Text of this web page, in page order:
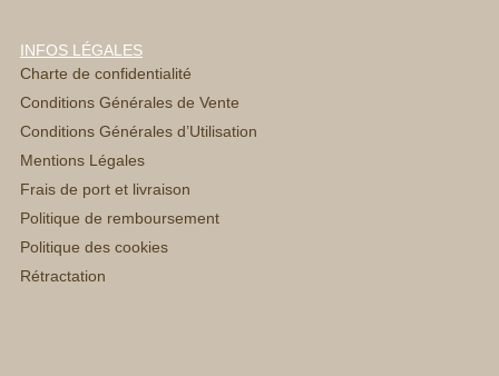
INFOS LÉGALES
Charte de confidentialité
Conditions Générales de Vente
Conditions Générales d’Utilisation
Mentions Légales
Frais de port et livraison
Politique de remboursement
Politique des cookies
Rétractation